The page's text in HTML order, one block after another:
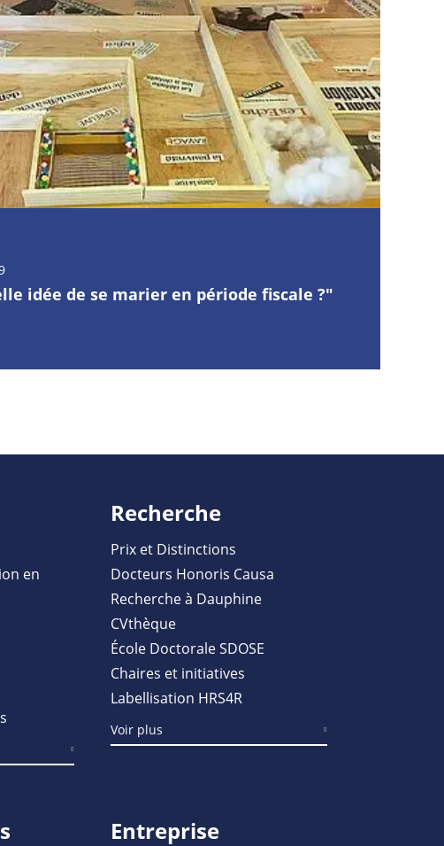
idée de se marier en période fiscale ?"
en
Recherche
Prix et Distinctions
Docteurs Honoris Causa
Recherche à Dauphine
CVthèque
École Doctorale SDOSE
Chaires et initiatives
Labellisation HRS4R
Voir plus
Entreprise